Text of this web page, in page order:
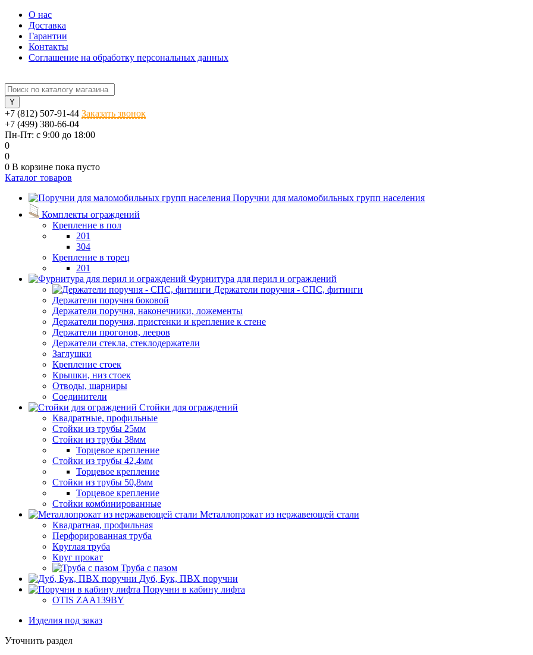
О нас
Доставка
Гарантии
Контакты
Соглашение на обработку персональных данных
+7 (812) 507-91-44 Заказать звонок
+7 (499) 380-66-04
Пн-Пт: с 9:00 до 18:00
0
0
0 В корзине пока пусто
Каталог товаров
Поручни для маломобильных групп населения
Комплекты ограждений
Крепление в пол
201
304
Крепление в торец
201
Фурнитура для перил и ограждений
Держатели поручня - СПС, фитинги
Держатели поручня боковой
Держатели поручня, наконечники, ложементы
Держатели поручня, пристенки и крепление к стене
Держатели прогонов, лееров
Держатели стекла, стеклодержатели
Заглушки
Крепление стоек
Крышки, низ стоек
Отводы, шарниры
Соединители
Стойки для ограждений
Квадратные, профильные
Стойки из трубы 25мм
Стойки из трубы 38мм
Торцевое крепление
Стойки из трубы 42,4мм
Торцевое крепление
Стойки из трубы 50,8мм
Торцевое крепление
Стойки комбинированные
Металлопрокат из нержавеющей стали
Квадратная, профильная
Перфорированная труба
Круглая труба
Круг прокат
Труба с пазом
Дуб, Бук, ПВХ поручни
Поручни в кабину лифта
OTIS ZAA139BY
Изделия под заказ
Уточнить раздел